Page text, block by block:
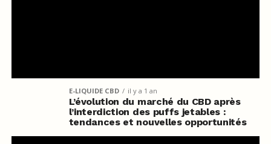
E-LIQUIDE CBD il y a 1 an
L’évolution du marché du CBD après
l’interdiction des puffs jetables :
tendances et nouvelles opportunités